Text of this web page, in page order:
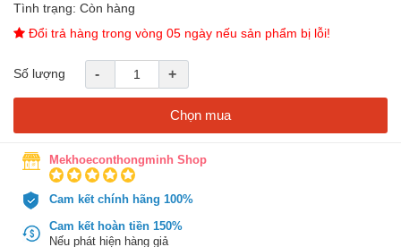
mà
học
cho
bố
dùng
nhà
Tình trạng: Còn hàng
Đổi trả hàng trong vòng 05 ngày nếu sản phẩm bị lỗi!
Số lượng - +
Chọn mua
Mekhoeconthongminh Shop
Cam kết chính hãng 100%
Cam kết hoàn tiền 150%
Nếu phát hiện hàng giả